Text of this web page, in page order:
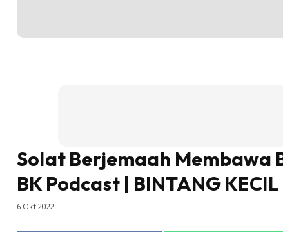
Solat Berjemaah Membawa
BK Podcast | BINTANG KECIL
6 Okt 2022